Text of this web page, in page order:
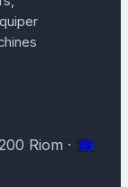
Riom · ☎